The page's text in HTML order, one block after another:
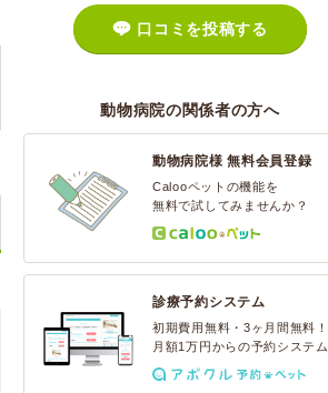
口コミを投稿する
動物病院の関係者の方へ
動物病院様 無料会員登録
Calooペットの機能を
無料で試してみませんか？
診療予約システム
初期費用無料・3ヶ月間無料！
月額1万円からの予約システム